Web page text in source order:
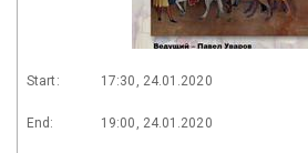
Start: 17:30, 24.01.2020
End: 19:00, 24.01.2020